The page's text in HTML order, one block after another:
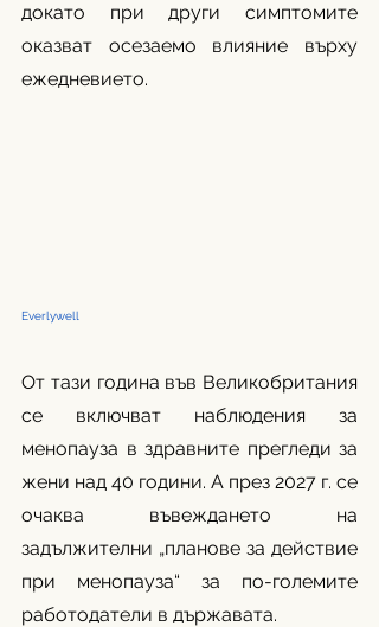
докато при други симптомите
оказват осезаемо влияние върху
ежедневието.
Everlywell
От тази година във Великобритания
се включват наблюдения за
менопауза в здравните прегледи за
жени над 40 години. А през 2027 г. се
очаква въвеждането на
задължителни „планове за действие
при менопауза“ за по-големите
работодатели в държавата.